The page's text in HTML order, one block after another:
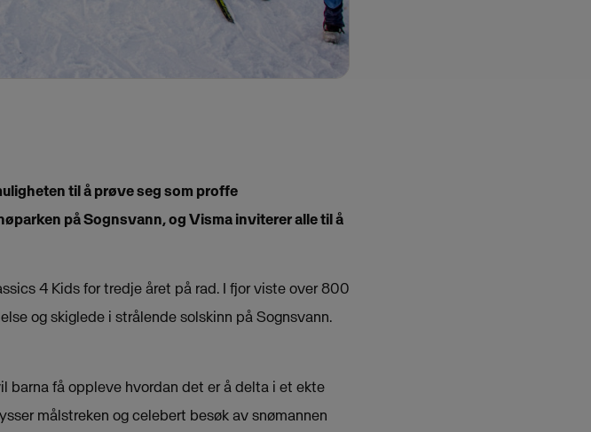
til å prøve seg som proffe
på Sognsvann, og Visma inviterer alle til å
4 Kids for tredje året på rad. I fjor viste over 800
og skiglede i strålende solskinn på Sognsvann.
barna få oppleve hvordan det er å delta i et ekte
målstreken og celebert besøk av snømannen